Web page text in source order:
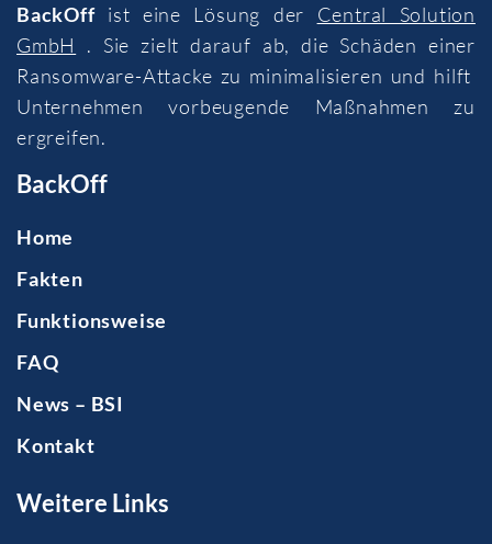
BackOffist eine Lösung der Central Solution
GmbH
. Sie zielt darauf ab, die Schäden einer
Ransomware-Attacke zu minimalisieren und hilft
Unternehmen vorbeugende Maßnahmen zu
ergreifen.
BackOff
Home
Fakten
Funktionsweise
FAQ
News – BSI
Kontakt
Weitere Links